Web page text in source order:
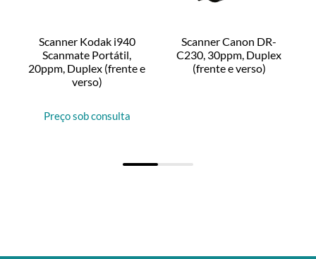
Scanner Kodak i940
Scanmate Portátil,
20ppm, Duplex (frente e
verso)
Preço sob consulta
Scanner Canon DR-
C230, 30ppm, Duplex
(frente e verso)